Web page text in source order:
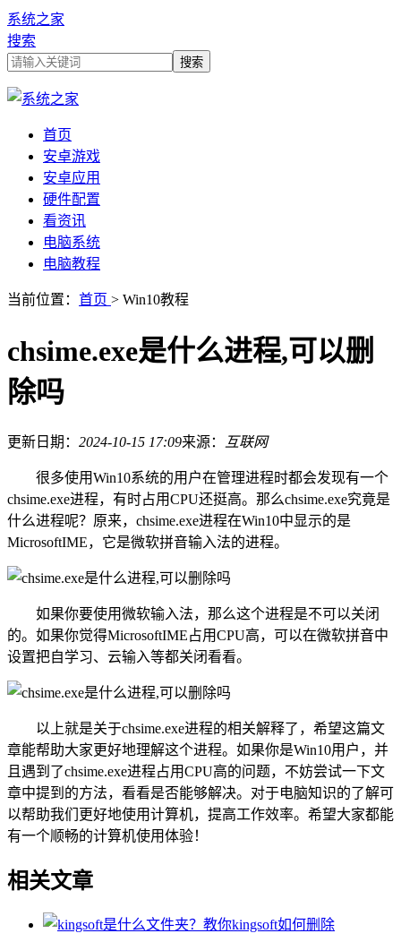
系统之家
搜索
首页
安卓游戏
安卓应用
硬件配置
看资讯
电脑系统
电脑教程
当前位置： 首页 > Win10教程
chsime.exe是什么进程,可以删
除吗
更新日期： 2024-10-15 17:09来源： 互联网
很多使用Win10系统的用户在管理进程时都会发现有一个
chsime.exe进程，有时占用CPU还挺高。那么chsime.exe究竟是
什么进程呢？原来，chsime.exe进程在Win10中显示的是
MicrosoftIME，它是微软拼音输入法的进程。
如果你要使用微软输入法，那么这个进程是不可以关闭
的。如果你觉得MicrosoftIME占用CPU高，可以在微软拼音中
设置把自学习、云输入等都关闭看看。
以上就是关于chsime.exe进程的相关解释了，希望这篇文
章能帮助大家更好地理解这个进程。如果你是Win10用户，并
且遇到了chsime.exe进程占用CPU高的问题，不妨尝试一下文
章中提到的方法，看看是否能够解决。对于电脑知识的了解可
以帮助我们更好地使用计算机，提高工作效率。希望大家都能
有一个顺畅的计算机使用体验！
相关文章